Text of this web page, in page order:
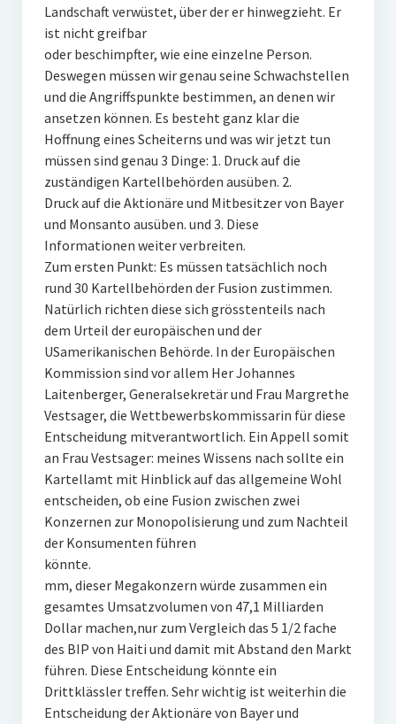
Landschaft verwüstet, über der er hinwegzieht. Er
ist nicht greifbar
oder beschimpfter, wie eine einzelne Person.
Deswegen müssen wir genau seine Schwachstellen
und die Angriffspunkte bestimmen, an denen wir
ansetzen können. Es besteht ganz klar die
Hoffnung eines Scheiterns und was wir jetzt tun
müssen sind genau 3 Dinge: 1. Druck auf die
zuständigen Kartellbehörden ausüben. 2.
Druck auf die Aktionäre und Mitbesitzer von Bayer
und Monsanto ausüben. und 3. Diese
Informationen weiter verbreiten.
Zum ersten Punkt: Es müssen tatsächlich noch
rund 30 Kartellbehörden der Fusion zustimmen.
Natürlich richten diese sich grösstenteils nach
dem Urteil der europäischen und der
USamerikanischen Behörde. In der Europäischen
Kommission sind vor allem Her Johannes
Laitenberger, Generalsekretär und Frau Margrethe
Vestsager, die Wettbewerbskommissarin für diese
Entscheidung mitverantwortlich. Ein Appell somit
an Frau Vestsager: meines Wissens nach sollte ein
Kartellamt mit Hinblick auf das allgemeine Wohl
entscheiden, ob eine Fusion zwischen zwei
Konzernen zur Monopolisierung und zum Nachteil
der Konsumenten führen
könnte.
mm, dieser Megakonzern würde zusammen ein
gesamtes Umsatzvolumen von 47,1 Milliarden
Dollar machen,nur zum Vergleich das 5 1/2 fache
des BIP von Haiti und damit mit Abstand den Markt
führen. Diese Entscheidung könnte ein
Drittklässler treffen. Sehr wichtig ist weiterhin die
Entscheidung der Aktionäre von Bayer und